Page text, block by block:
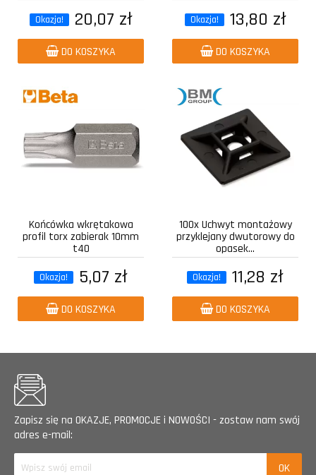
Okazja! 20,07 zł
DO KOSZYKA
Okazja! 13,80 zł
DO KOSZYKA
Końcówka wkrętakowa
profil torx zabierak 10mm
t40
Okazja! 5,07 zł
DO KOSZYKA
100x Uchwyt montażowy
przyklejany dwutorowy do
opasek...
Okazja! 11,28 zł
DO KOSZYKA
Zapisz się na OKAZJE, PROMOCJE i NOWOŚCI - zostaw nam swój
adres e-mail: